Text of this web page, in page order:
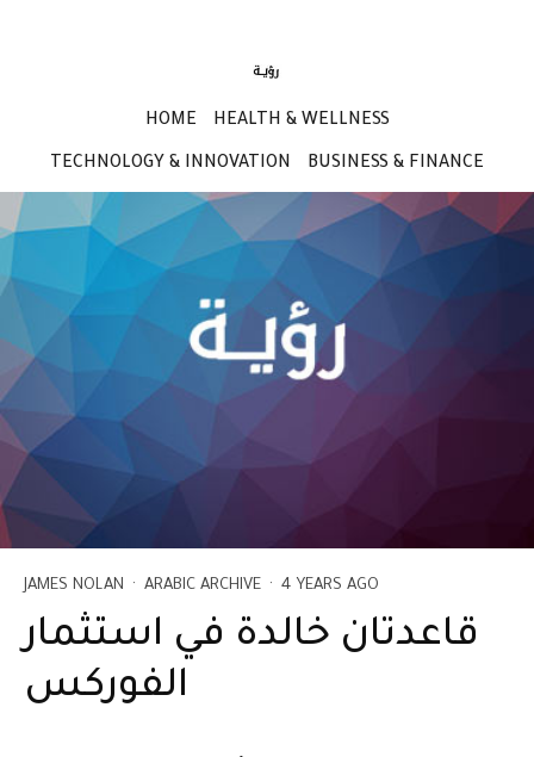
HOME HEALTH & WELLNESS
TECHNOLOGY & INNOVATION BUSINESS & FINANCE
JAMES NOLAN · ARABIC ARCHIVE · 4 YEARS AGO
قاعدتان خالدة في استثمار
الفوركس